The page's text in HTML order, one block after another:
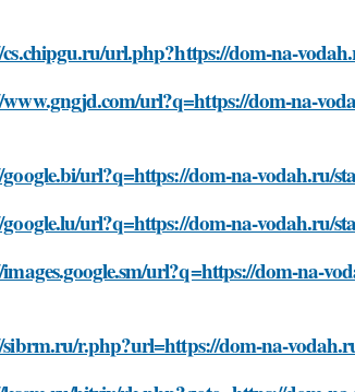
url.php?https://dom-na-
url?q=https://dom-na-
url?q=https://dom-na-vodah.ru/
url?q=https://dom-na-vodah.ru/
url?q=https://dom-na-
r.php?url=https://dom-na-